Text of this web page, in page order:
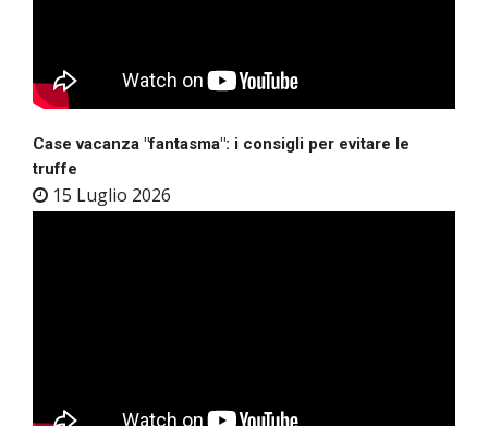
Case vacanza "fantasma": i consigli per evitare le
truffe
15 Luglio 2026